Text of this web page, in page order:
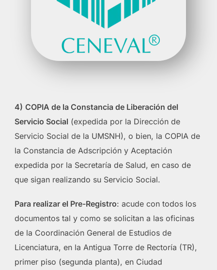
4) COPIA de la Constancia de Liberación del
Servicio Social (expedida por la Dirección de
Servicio Social de la UMSNH), o bien, la COPIA de
la Constancia de Adscripción y Aceptación
expedida por la Secretaría de Salud, en caso de
que sigan realizando su Servicio Social.
Para realizar el Pre-Registro: acude con todos los
documentos tal y como se solicitan a las oficinas
de la Coordinación General de Estudios de
Licenciatura, en la Antigua Torre de Rectoría (TR),
primer piso (segunda planta), en Ciudad